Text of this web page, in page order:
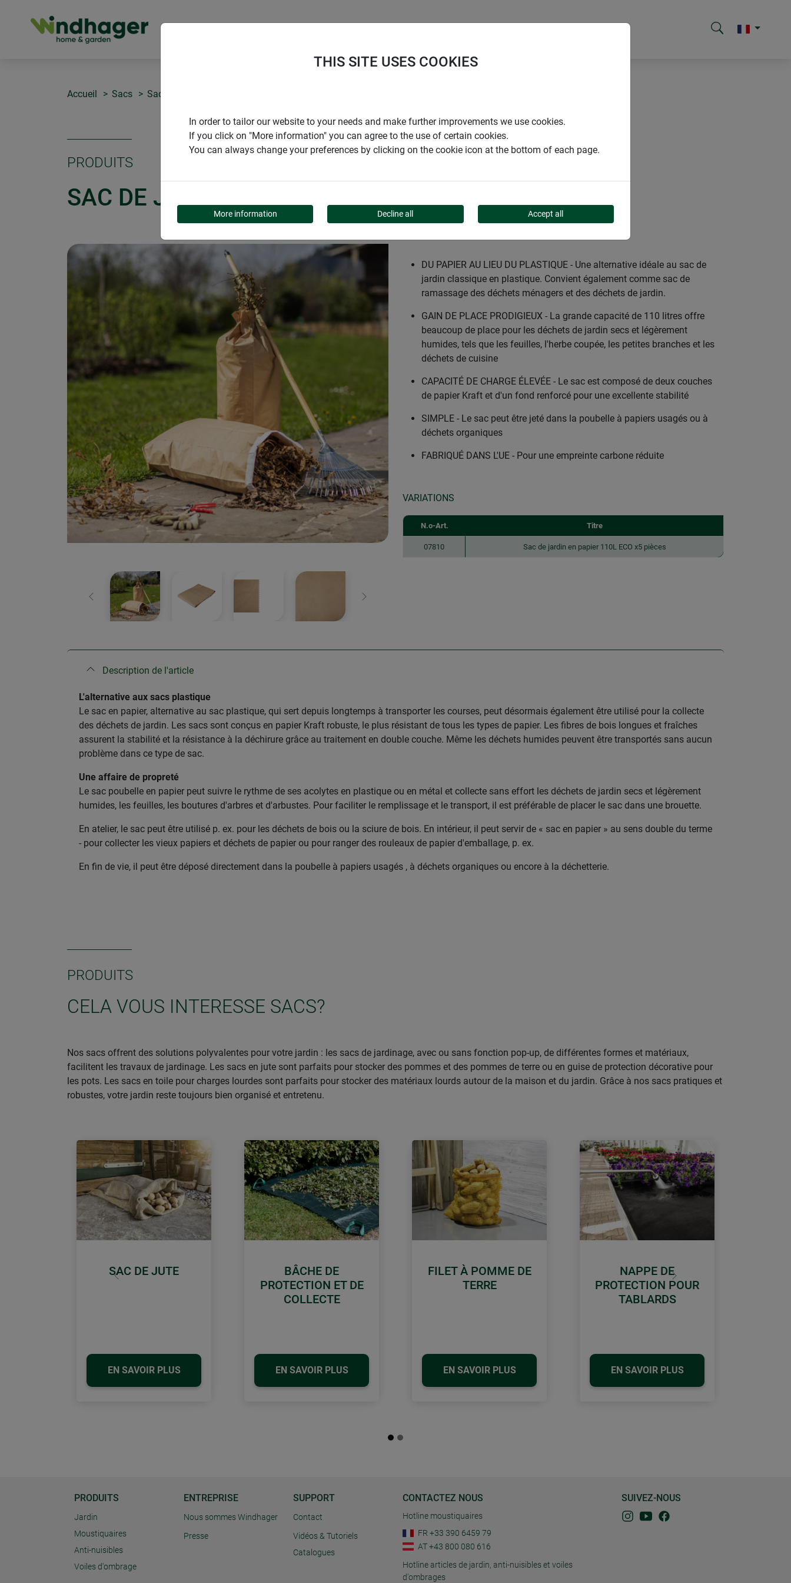
Accueil Sacs Sac de jardin en papier
PRODUITS
SAC DE JARDIN EN PAPIER
retour Continuer
DU PAPIER AU LIEU DU PLASTIQUE - Une alternative idéale au sac de
jardin classique en plastique. Convient également comme sac de
ramassage des déchets ménagers et des déchets de jardin.
GAIN DE PLACE PRODIGIEUX - La grande capacité de 110 litres offre
beaucoup de place pour les déchets de jardin secs et légèrement
humides, tels que les feuilles, l'herbe coupée, les petites branches et les
déchets de cuisine
CAPACITÉ DE CHARGE ÉLEVÉE - Le sac est composé de deux couches
de papier Kraft et d'un fond renforcé pour une excellente stabilité
SIMPLE - Le sac peut être jeté dans la poubelle à papiers usagés ou à
déchets organiques
FABRIQUÉ DANS L'UE - Pour une empreinte carbone réduite
VARIATIONS
N.o-Art. Titre
07810 Sac de jardin en papier 110L ECO x5 pièces
Description de l'article
L'alternative aux sacs plastique
Le sac en papier, alternative au sac plastique, qui sert depuis longtemps à transporter les courses, peut désormais également être utilisé pour la collecte
des déchets de jardin. Les sacs sont conçus en papier Kraft robuste, le plus résistant de tous les types de papier. Les fibres de bois longues et fraîches
assurent la stabilité et la résistance à la déchirure grâce au traitement en double couche. Même les déchets humides peuvent être transportés sans aucun
problème dans ce type de sac.
Une affaire de propreté
Le sac poubelle en papier peut suivre le rythme de ses acolytes en plastique ou en métal et collecte sans effort les déchets de jardin secs et légèrement
humides, les feuilles, les boutures d'arbres et d'arbustes. Pour faciliter le remplissage et le transport, il est préférable de placer le sac dans une brouette.
En atelier, le sac peut être utilisé p. ex. pour les déchets de bois ou la sciure de bois. En intérieur, il peut servir de « sac en papier » au sens double du terme
- pour collecter les vieux papiers et déchets de papier ou pour ranger des rouleaux de papier d'emballage, p. ex.
En fin de vie, il peut être déposé directement dans la poubelle à papiers usagés , à déchets organiques ou encore à la déchetterie.
PRODUITS
CELA VOUS INTERESSE SACS?
Nos sacs offrent des solutions polyvalentes pour votre jardin : les sacs de jardinage, avec ou sans fonction pop-up, de différentes formes et matériaux,
facilitent les travaux de jardinage. Les sacs en jute sont parfaits pour stocker des pommes et des pommes de terre ou en guise de protection décorative pour
les pots. Les sacs en toile pour charges lourdes sont parfaits pour stocker des matériaux lourds autour de la maison et du jardin. Grâce à nos sacs pratiques et
robustes, votre jardin reste toujours bien organisé et entretenu.
SAC DE JUTE
EN SAVOIR PLUS
BÂCHE DE
PROTECTION ET DE
COLLECTE
EN SAVOIR PLUS
FILET À POMME DE
TERRE
EN SAVOIR PLUS
NAPPE DE
PROTECTION POUR
TABLARDS
EN SAVOIR PLUS
retour Continuer
PRODUITS
Jardin
Moustiquaires
Anti-nuisibles
Voiles d'ombrage
ENTREPRISE
Nous sommes Windhager
Presse
SUPPORT
Contact
Vidéos & Tutoriels
Catalogues
CONTACTEZ NOUS
Hotline moustiquaires
FR +33 390 6459 79
AT +43 800 080 616
Hotline articles de jardin, anti-nuisibles et voiles
d'ombrages
SUIVEZ-NOUS
THIS SITE USES COOKIES
In order to tailor our website to your needs and make further improvements we use cookies.
If you click on "More information" you can agree to the use of certain cookies.
You can always change your preferences by clicking on the cookie icon at the bottom of each page.
More information Decline all Accept all